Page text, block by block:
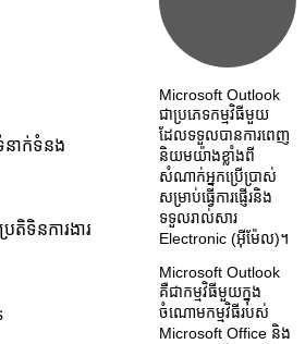
នាក់ទំនង
តិទិនការងារ
Microsoft Outlook
ជាប្រភេទកម្មវិធីមួយ
ដែលទទួលបានការពេញ
និយមយ៉ាងខ្លាំងពី
សំណាក់អ្នកប្រើប្រាស់
សម្រាប់ធ្វើការផ្ញើរនិង
ទទួលរាល់សារ
Electronic (អ៊ីម៉ែល)។
Microsoft Outlook
គឺជាកម្មវិធីមួយក្នុង
ចំណោមកម្មវិធីរបស់
Microsoft Office និង